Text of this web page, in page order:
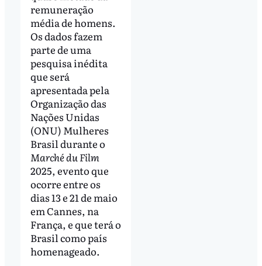
remuneração
média de homens.
Os dados fazem
parte de uma
pesquisa inédita
que será
apresentada pela
Organização das
Nações Unidas
(ONU) Mulheres
Brasil durante o
Marché du Film
2025, evento que
ocorre entre os
dias 13 e 21 de maio
em Cannes, na
França, e que terá o
Brasil como país
homenageado.